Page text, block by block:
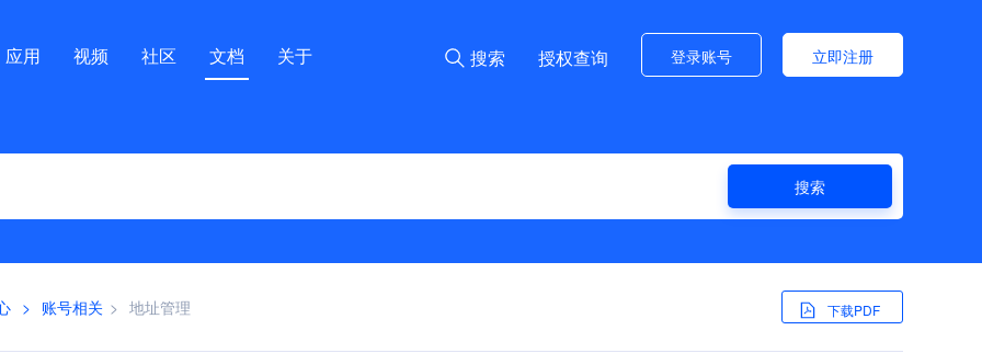
应用 视频 社区 文档 关于 搜索 授权查询 登录账号 立即注册
搜索
> 账号相关 > 地址管理 下载PDF